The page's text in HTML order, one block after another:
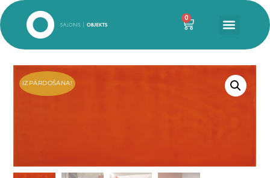
0
IZPĀRDOŠANA!